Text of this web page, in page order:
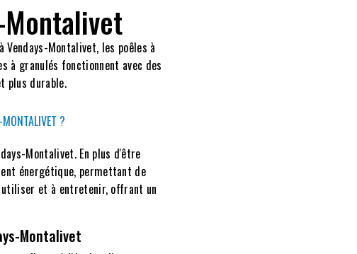
Montalivet
Montalivet, les poêles à
à granulés fonctionnent avec des
plus durable.
MONTALIVET ?
Montalivet. En plus d'être
énergétique, permettant de
utiliser et à entretenir, offrant un
Montalivet